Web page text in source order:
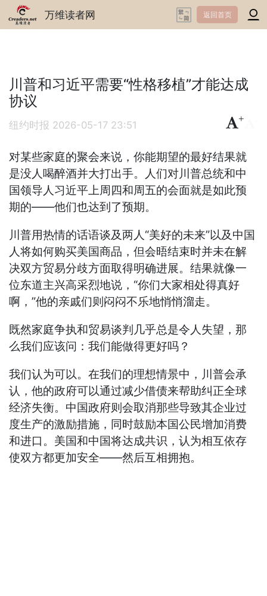
万维读者网 返回首页
川普和习近平需要“性格移植”才能达成
协议
纽约时报 2026-05-17 23:51
+
对某些家庭的聚会来说，你能期望的最好结果就
是没人喝醉酒并大打出手。人们对川普总统和中
国领导人习近平上周四和周五的会面就是如此预
期的——他们也达到了预期。
川普用热情的话语谈及两人“美好的未来”以及中国
人将如何购买美国商品，但会晤结束时并未在解
决双方贸易分歧方面取得明确进展。结果就像一
位东道主兴高采烈地说，“你们大家相处得真好
啊，”他的亲戚们则闷闷不乐地悄悄溜走。
既然家庭争执和贸易谈判几乎总是令人失望，那
么我们应该问：我们能做得更好吗？
我们认为可以。在我们的理想情景中，川普会承
认，他的政府可以通过减少借债来帮助纠正全球
经济失衡。中国政府则会取消那些导致其企业过
度生产的激励措施，同时鼓励本国公民增加消费
和进口。美国和中国将达成共识，认为相互依存
使双方都更加安全——然后互相拥抱。